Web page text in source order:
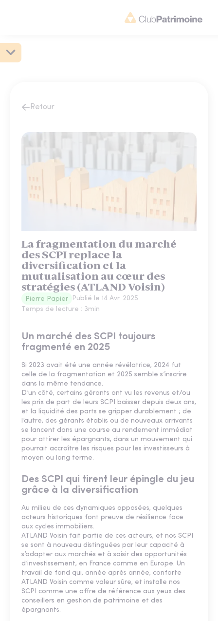
Retour
La fragmentation du marché
des SCPI replace la
diversification et la
mutualisation au cœur des
stratégies (ATLAND Voisin)
Pierre Papier Publié le 14 Avr. 2025
Temps de lecture : 3min
Un marché des SCPI toujours
fragmenté en 2025
Si 2023 avait été une année révélatrice, 2024 fut
celle de la fragmentation et 2025 semble s’inscrire
dans la même tendance.
D’un côté, certains gérants ont vu les revenus et/ou
les prix de part de leurs SCPI baisser depuis deux ans,
et la liquidité des parts se gripper durablement ; de
l’autre, des gérants établis ou de nouveaux arrivants
se lancent dans une course au rendement immédiat
pour attirer les épargnants, dans un mouvement qui
pourrait accroître les risques pour les investisseurs à
moyen ou long terme.
Des SCPI qui tirent leur épingle du jeu
grâce à la diversification
Au milieu de ces dynamiques opposées, quelques
acteurs historiques font preuve de résilience face
aux cycles immobiliers.
ATLAND Voisin fait partie de ces acteurs, et nos SCPI
se sont à nouveau distinguées par leur capacité à
s’adapter aux marchés et à saisir des opportunités
d’investissement, en France comme en Europe. Un
travail de fond qui, année après année, conforte
ATLAND Voisin comme valeur sûre, et installe nos
SCPI comme une offre de référence aux yeux des
conseillers en gestion de patrimoine et des
épargnants.